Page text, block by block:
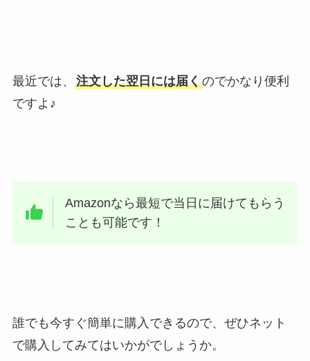
最近では、 注文した翌日には届くのでかなり便利
ですよ♪
Amazonなら最短で当日に届けてもらう
ことも可能です！
誰でも今すぐ簡単に購入できるので、ぜひネット
で購入してみてはいかがでしょうか。